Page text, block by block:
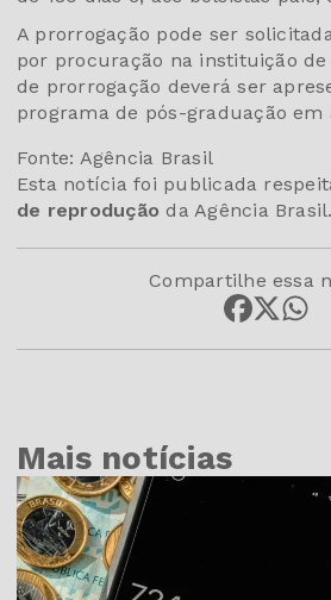
A prorrogação pode ser
por procuração na instituição de
de prorrogação deverá ser
programa de pós-graduação em
Fonte: Agência Brasil
Esta notícia foi publicada
de reprodução da Agência Brasil.
Compartilhe essa
Mais notícias